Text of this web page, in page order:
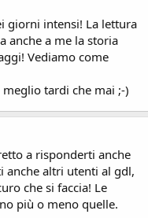
giorni intensi! La lettura
anche a me la storia
Vediamo come
tardi che mai ;-)
a risponderti anche
anche altri utenti al gdl,
che si faccia! Le
più o meno quelle.